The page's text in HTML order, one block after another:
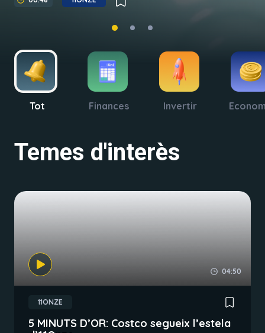
Tot Finances Invertir
Temes d'interès
04:50
11ONZE
5 MINUTS D’OR: Costco segueix l’estela